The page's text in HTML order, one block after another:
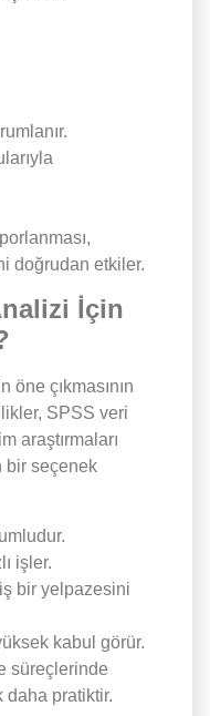
doğrudan etkiler.
İçin
çıkmasının
SPSS veri
araştırmaları
bir seçenek
işler.
bir yelpazesini
kabul görür.
süreçlerinde
daha pratiktir.